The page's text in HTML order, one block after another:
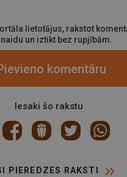
lietotājus, rakstot
un iztikt bez rupjībām.
komentāru
Iesaki šo rakstu
PIEREDZES RAKSTI